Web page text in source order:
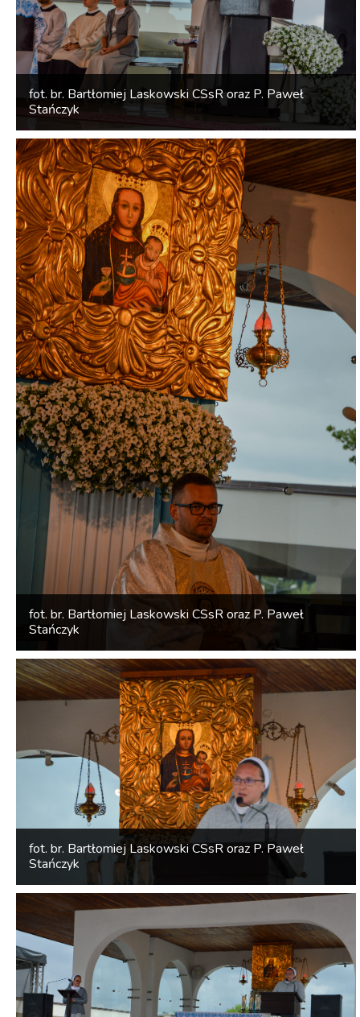
fot. br. Bartłomiej Laskowski CSsR oraz P. Paweł
Stańczyk
fot. br. Bartłomiej Laskowski CSsR oraz P. Paweł
Stańczyk
fot. br. Bartłomiej Laskowski CSsR oraz P. Paweł
Stańczyk